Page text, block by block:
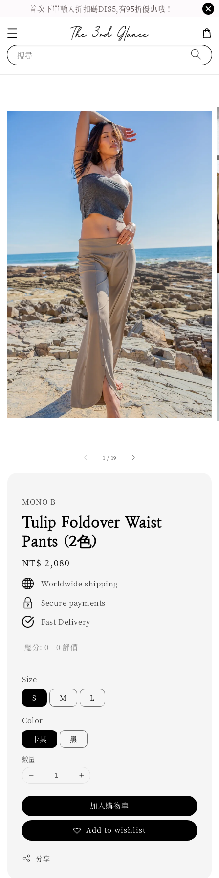
首次下單輸入折扣碼DIS5,有95折優惠哦！
搜尋
1 / 19
MONO B
Tulip Foldover Waist
Pants (2色)
Regular
price
NT$ 2,080
Worldwide shipping
Secure payments
Fast Delivery
總分:0 - 0 評價
Size
S M L
Color
卡其 黑
數量
加入購物車
Add to wishlist
分享